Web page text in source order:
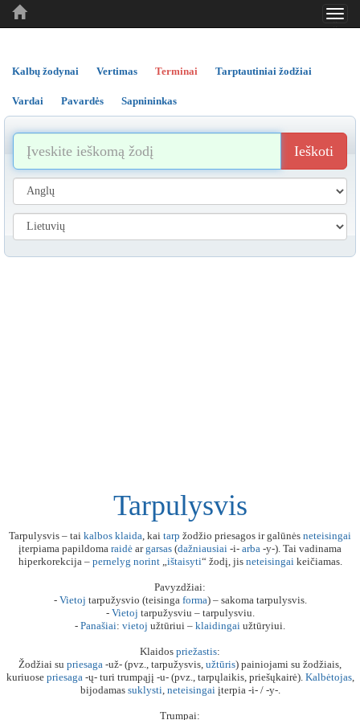
..
..
Kalbų žodynai Vertimas Terminai Tarptautiniai žodžiai
Vardai Pavardės Sapnininkas
Ieškoti
Tarpulysvis
Tarpulysvis – tai kalbos klaida, kai tarp žodžio priesagos ir galūnės neteisingai
įterpiama papildoma raidė argarsas (dažniausiai -i- arba -y-). Tai vadinama
hiperkorekcija – pernelyg norint„ištaisyti“ žodį, jis neteisingaikeičiamas.
Pavyzdžiai:
- Vietoj tarpužysvio (teisinga forma) – sakoma tarpulysvis.
- Vietoj tarpužysviu – tarpulysviu.
- Panašiai: vietoj užtūriui – klaidingai užtūryiui.
Klaidos priežastis:
Žodžiai su priesaga -už- (pvz., tarpužysvis, užtūris) painiojami su žodžiais,
kuriuose priesaga-ų- turi trumpąjį -u- (pvz., tarpųlaikis, priešųkairė). Kalbėtojas,
bijodamas suklysti, neteisingaiįterpia -i- / -y-.
Trumpai: